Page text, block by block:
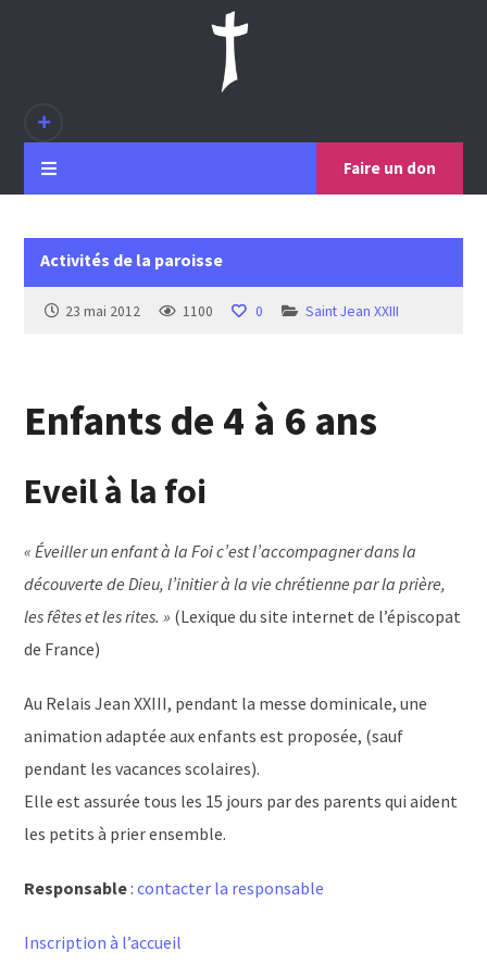
Faire un don
Activités de la paroisse
23 mai 2012 1100 0 Saint Jean XXIII
Enfants de 4 à 6 ans
Eveil à la foi
« Éveiller un enfant à la Foi c’est l’accompagner dans la
découverte de Dieu, l’initier à la vie chrétienne par la prière,
les fêtes et les rites. » (Lexique du site internet de l’épiscopat
de France)
Au Relais Jean XXIII, pendant la messe dominicale, une
animation adaptée aux enfants est proposée, (sauf
pendant les vacances scolaires).
Elle est assurée tous les 15 jours par des parents qui aident
les petits à prier ensemble.
Responsable:contacter la responsable
Inscription à l’accueil